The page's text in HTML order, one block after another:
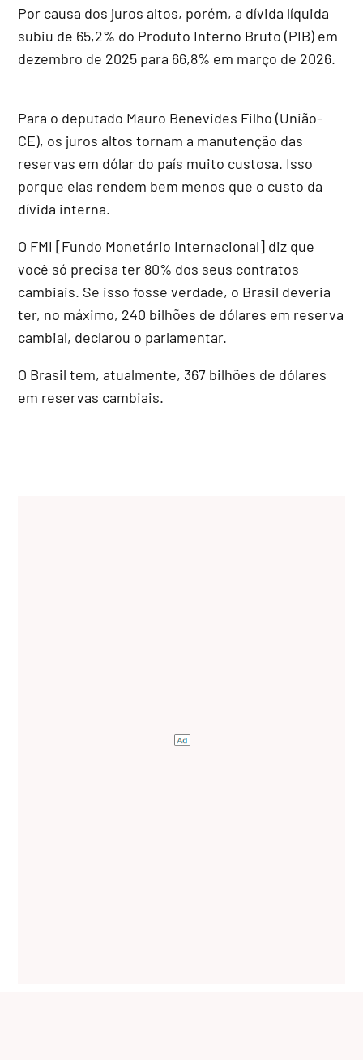
Por causa dos juros altos, porém, a dívida líquida
subiu de 65,2% do Produto Interno Bruto (PIB) em
dezembro de 2025 para 66,8% em março de 2026.
Para o deputado Mauro Benevides Filho (União-
CE), os juros altos tornam a manutenção das
reservas em dólar do país muito custosa. Isso
porque elas rendem bem menos que o custo da
dívida interna.
O FMI [Fundo Monetário Internacional] diz que
você só precisa ter 80% dos seus contratos
cambiais. Se isso fosse verdade, o Brasil deveria
ter, no máximo, 240 bilhões de dólares em reserva
cambial, declarou o parlamentar.
O Brasil tem, atualmente, 367 bilhões de dólares
em reservas cambiais.